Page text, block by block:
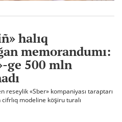
halıq
memorandumı:
ge 500 mln
reseylik «Sber» kompaniyası taraptarı
modeline köşiru turalı